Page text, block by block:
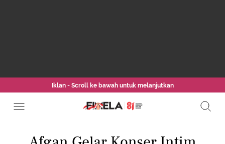
Iklan - Scroll ke bawah untuk melanjutkan